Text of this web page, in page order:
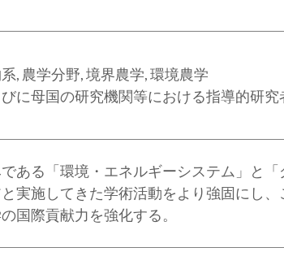
, 農学分野, 境界農学, 環境農学
に母国の研究機関等における指導的研究
ある「環境・エネルギーシステム」と
実施してきた学術活動をより強固にし
国際貢献力を強化する。